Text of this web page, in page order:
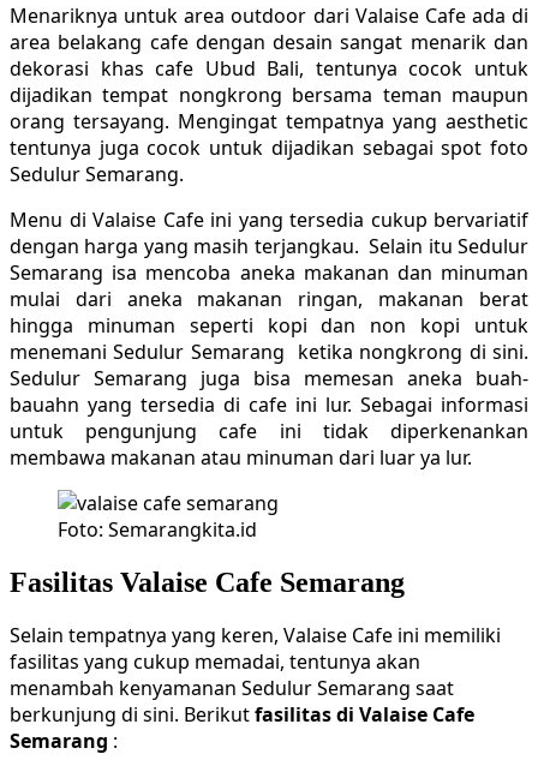
Menariknya untuk area outdoor dari Valaise Cafe ada di
area belakang cafe dengan desain sangat menarik dan
dekorasi khas cafe Ubud Bali, tentunya cocok untuk
dijadikan tempat nongkrong bersama teman maupun
orang tersayang. Mengingat tempatnya yang aesthetic
tentunya juga cocok untuk dijadikan sebagai spot foto
Sedulur Semarang.
Menu di Valaise Cafe ini yang tersedia cukup bervariatif
dengan harga yang masih terjangkau. Selain itu Sedulur
Semarang isa mencoba aneka makanan dan minuman
mulai dari aneka makanan ringan, makanan berat
hingga minuman seperti kopi dan non kopi untuk
menemani Sedulur Semarang ketika nongkrong di sini.
Sedulur Semarang juga bisa memesan aneka buah-
bauahn yang tersedia di cafe ini lur. Sebagai informasi
untuk pengunjung cafe ini tidak diperkenankan
membawa makanan atau minuman dari luar ya lur.
Foto: Semarangkita.id
Fasilitas Valaise Cafe Semarang
Selain tempatnya yang keren, Valaise Cafe ini memiliki
fasilitas yang cukup memadai, tentunya akan
menambah kenyamanan Sedulur Semarang saat
berkunjung di sini. Berikutfasilitas di Valaise Cafe
Semarang :